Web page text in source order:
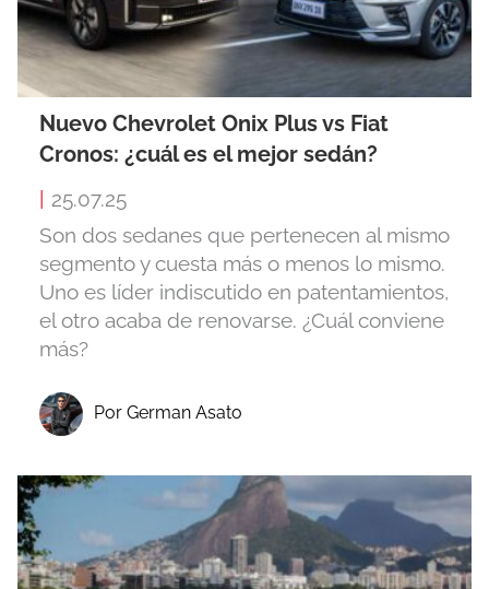
Nuevo Chevrolet Onix Plus vs Fiat
Cronos: ¿cuál es el mejor sedán?
25.07.25
Son dos sedanes que pertenecen al mismo
segmento y cuesta más o menos lo mismo.
Uno es líder indiscutido en patentamientos,
el otro acaba de renovarse. ¿Cuál conviene
más?
Por German Asato